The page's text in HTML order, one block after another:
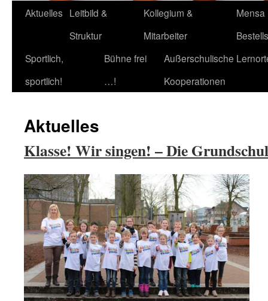
Aktuelles Leitbild &
Struktur
Kollegium &
Mitarbeiter
Mensa
Sportlich,
sportlich!
Bühne frei
…!
Außerschulische
Kooperationen
Aktuelles
Klasse! Wir singen! – Die